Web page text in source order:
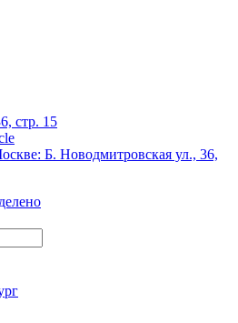
стр. 15
Б. Новодмитровская ул., 36,